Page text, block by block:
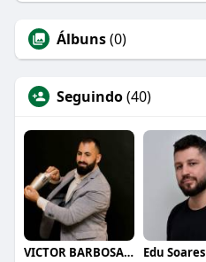
Álbuns(0)
Seguindo(40)
VICTOR BARBOSA QUARANTA Edu Soares